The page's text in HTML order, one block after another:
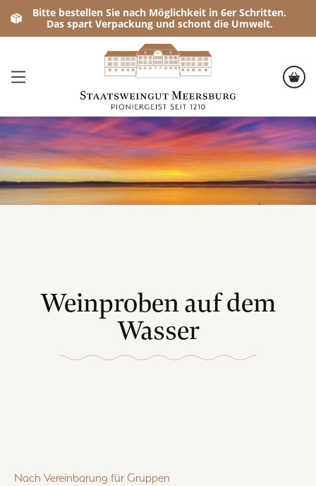
Bitte bestellen Sie nach Möglichkeit in 6er Schritten.
Das spart Verpackung und schont die Umwelt.
Weinproben auf dem
Wasser
Nach Vereinbarung für Gruppen